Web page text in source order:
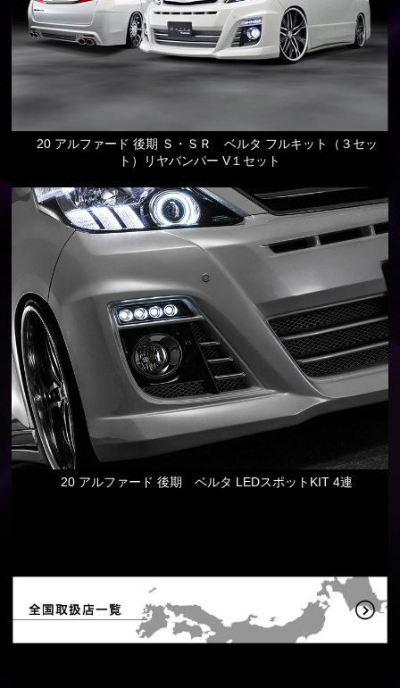
20 アルファード 後期 Ｓ・ＳＲ ベルタ フルキット（３セッ
ト）リヤバンパー V１セット
20 アルファード 後期 ベルタ LEDスポットKIT 4連